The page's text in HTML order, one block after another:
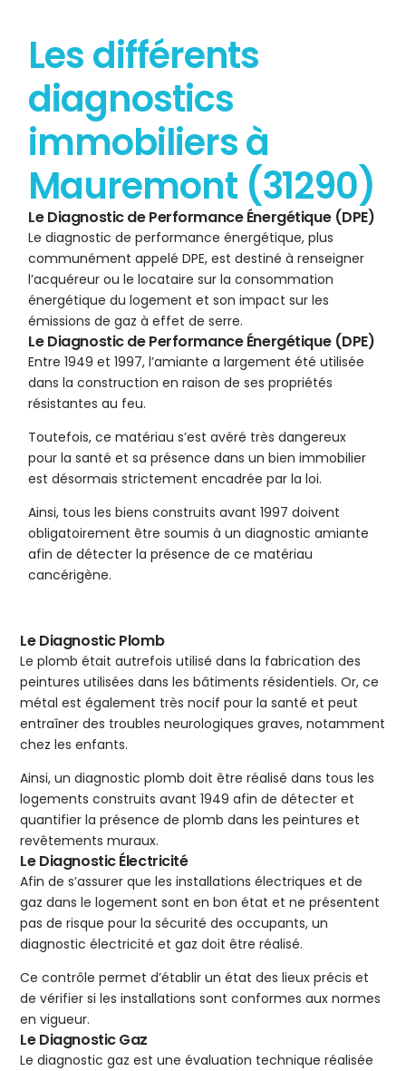
Les différents
diagnostics
immobiliers à
Mauremont (31290)
Le Diagnostic de Performance Énergétique (DPE)
Le diagnostic de performance énergétique, plus
communément appelé DPE, est destiné à renseigner
l’acquéreur ou le locataire sur la consommation
énergétique du logement et son impact sur les
émissions de gaz à effet de serre.
Le Diagnostic de Performance Énergétique (DPE)
Entre 1949 et 1997, l’amiante a largement été utilisée
dans la construction en raison de ses propriétés
résistantes au feu.
Toutefois, ce matériau s’est avéré très dangereux
pour la santé et sa présence dans un bien immobilier
est désormais strictement encadrée par la loi.
Ainsi, tous les biens construits avant 1997 doivent
obligatoirement être soumis à un diagnostic amiante
afin de détecter la présence de ce matériau
cancérigène.
Le Diagnostic Plomb
Le plomb était autrefois utilisé dans la fabrication des
peintures utilisées dans les bâtiments résidentiels. Or, ce
métal est également très nocif pour la santé et peut
entraîner des troubles neurologiques graves, notamment
chez les enfants.
Ainsi, un diagnostic plomb doit être réalisé dans tous les
logements construits avant 1949 afin de détecter et
quantifier la présence de plomb dans les peintures et
revêtements muraux.
Le Diagnostic Électricité
Afin de s’assurer que les installations électriques et de
gaz dans le logement sont en bon état et ne présentent
pas de risque pour la sécurité des occupants, un
diagnostic électricité et gaz doit être réalisé.
Ce contrôle permet d’établir un état des lieux précis et
de vérifier si les installations sont conformes aux normes
en vigueur.
Le Diagnostic Gaz
Le diagnostic gaz est une évaluation technique réalisée